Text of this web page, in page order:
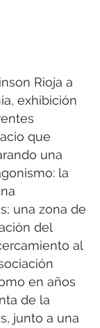
Rioja a
exhibición
que
una
la
una zona de
del
al
en años
de la
junto a una